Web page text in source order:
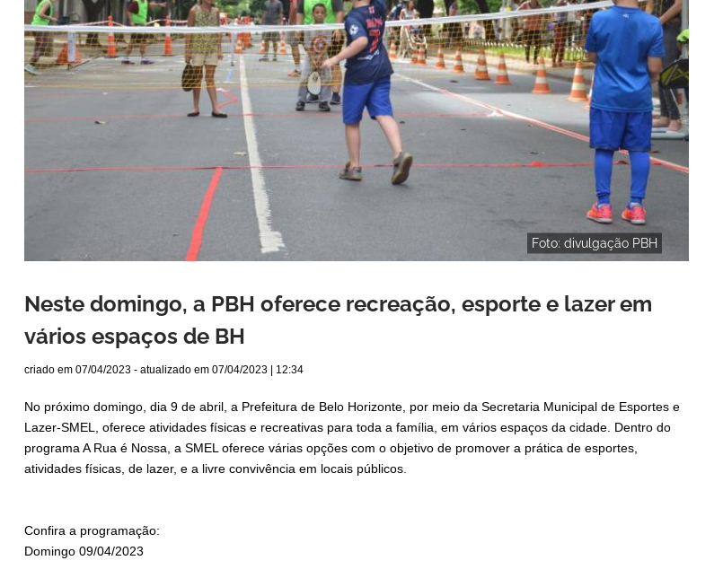
Foto: divulgação PBH
Neste domingo, a PBH oferece recreação, esporte e lazer em
vários espaços de BH
criado em 07/04/2023 - atualizado em 07/04/2023 | 12:34
No próximo domingo, dia 9 de abril, a Prefeitura de Belo Horizonte, por meio da Secretaria Municipal de Esportes e
Lazer-SMEL, oferece atividades físicas e recreativas para toda a família, em vários espaços da cidade. Dentro do
programa A Rua é Nossa, a SMEL oferece várias opções com o objetivo de promover a prática de esportes,
atividades físicas, de lazer, e a livre convivência em locais públicos.
Confira a programação:
Domingo 09/04/2023